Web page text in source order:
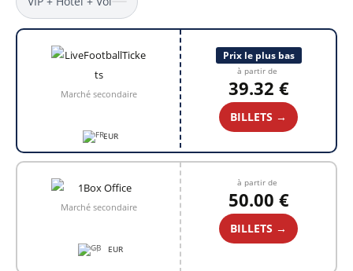
Marché secondaire
EUR
Prix le plus bas
à partir de
39.32 €
BILLETS →
Marché secondaire
+1 EUR
à partir de
50.00 €
BILLETS →